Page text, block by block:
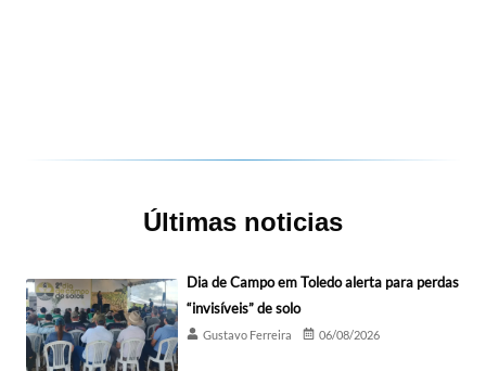
Últimas noticias
Dia de Campo em Toledo alerta para perdas
“invisíveis” de solo
Gustavo Ferreira 06/08/2026